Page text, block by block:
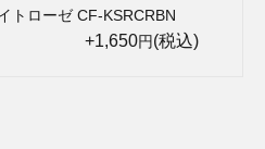
トローゼ CF-KSRCRBN
+1,650円(税込)